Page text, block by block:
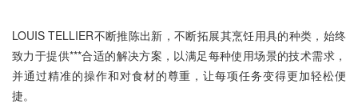
LOUIS TELLIER不断推陈出新，不断拓展其烹饪用具的种类，始终
致力于提供***合适的解决方案，以满足每种使用场景的技术需求，
并通过精准的操作和对食材的尊重，让每项任务变得更加轻松便
捷。